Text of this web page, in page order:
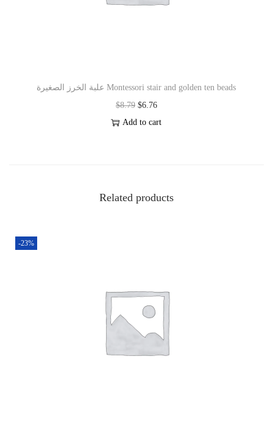
علبة الخرز الصغيرة Montessori stair and golden ten beads
$8.79 $6.76
Add to cart
Related products
-23%